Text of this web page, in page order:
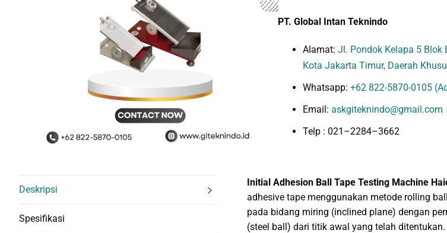
PT. Global Intan Teknindo
Alamat: Jl. Pondok Kelapa 5 Blok
Kota Jakarta Timur, Daerah
Whatsapp: +62 822-5870-0105
Email: askgiteknindo@gmail.com
Telp : 021–2284–3662
Deskripsi
Spesifikasi
Initial Adhesion Ball Tape Testing Machine
adhesive tape menggunakan metode rolling
pada bidang miring (inclined plane) dengan
(steel ball) dari titik awal yang telah